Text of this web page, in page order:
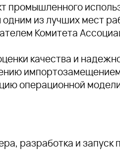
промышленного
из лучших мест
Комитета
качества и
операционной
разработка и запуск